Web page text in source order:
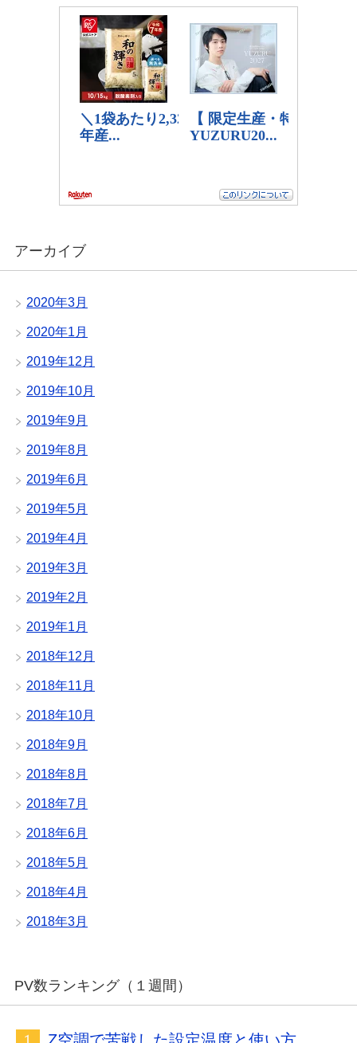
アーカイブ
2020年3月
2020年1月
2019年12月
2019年10月
2019年9月
2019年8月
2019年6月
2019年5月
2019年4月
2019年3月
2019年2月
2019年1月
2018年12月
2018年11月
2018年10月
2018年9月
2018年8月
2018年7月
2018年6月
2018年5月
2018年4月
2018年3月
PV数ランキング（１週間）